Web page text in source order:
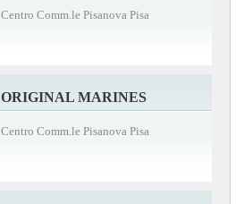
Centro Comm.le Pisanova Pisa
ORIGINAL MARINES
Centro Comm.le Pisanova Pisa